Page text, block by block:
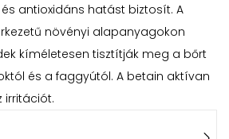
antioxidáns hatást biztosít. A
növényi alapanyagokon
kíméletesen tisztítják meg a bőrt
és a faggyútól. A betain aktívan
irritációt.